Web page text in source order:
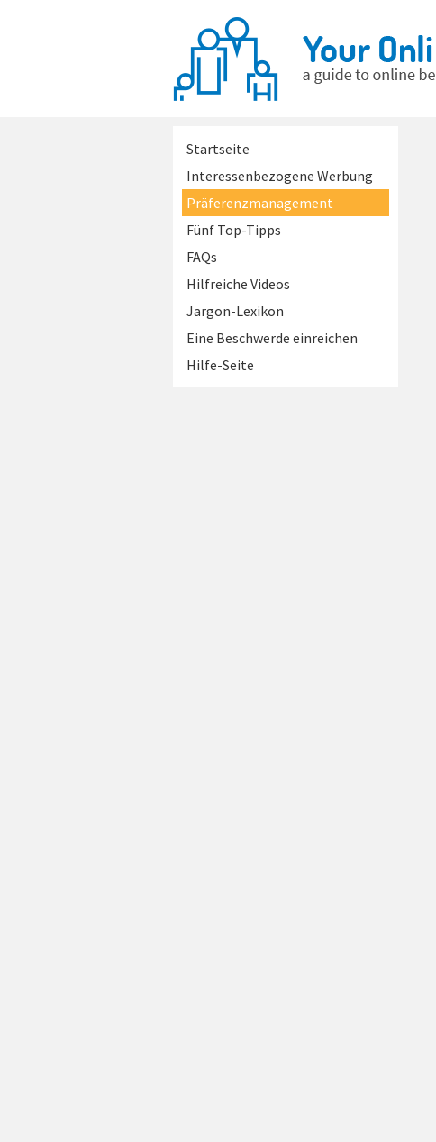
Startseite
Interessenbezogene Werbung
Präferenzmanagement
Fünf Top-Tipps
FAQs
Hilfreiche Videos
Jargon-Lexikon
Eine Beschwerde einreichen
Hilfe-Seite